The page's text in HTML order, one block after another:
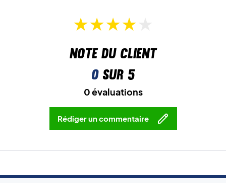
Note du client
0sur 5
0 évaluations
Rédiger un commentaire